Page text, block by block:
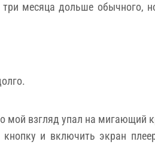
три месяца дольше
мой взгляд упал на мигающий
и включить экран